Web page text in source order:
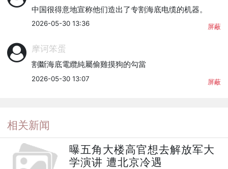
中国很得意地宣称他们造出了专割海底电缆的机器。
2026-05-30 13:36 屏蔽
摩诃笨蛋
割斷海底電纜純屬偷雞摸狗的勾當
2026-05-30 13:07 屏蔽
相关新闻
曝五角大楼高官想去解放军大
学演讲 遭北京冷遇